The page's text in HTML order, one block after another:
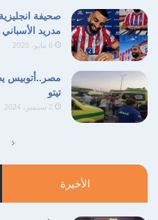
صحيفة
مدريد
6 مايو، 2026
مصر..أتوبيس
تيتو
2 سبتمبر، 2024
الأخيرة